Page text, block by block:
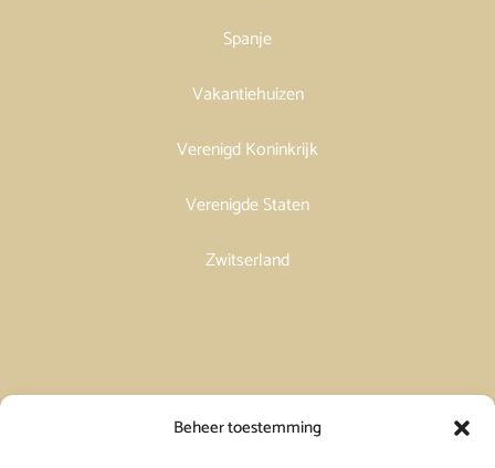
Beheer toestemming
Spanje
Vakantiehuizen
Verenigd Koninkrijk
Verenigde Staten
Zwitserland